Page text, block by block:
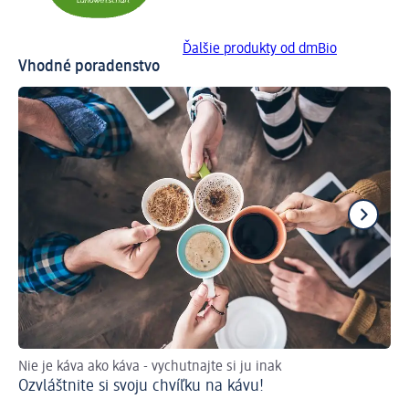
Ďalšie produkty od dmBio
Vhodné poradenstvo
Nie je káva ako káva - vychutnajte si ju inak
Ozvláštnite si svoju chvíľku na kávu!